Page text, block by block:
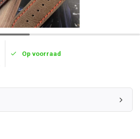
Op voorraad